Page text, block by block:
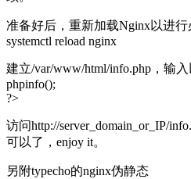
准备好后，重新加载Nginx以进行
systemctl reload nginx
建立/var/www/html/info.php，输
phpinfo();
?>
访问http://server_domain_or_IP/
可以了，enjoy it。
另附typecho的nginx伪静态